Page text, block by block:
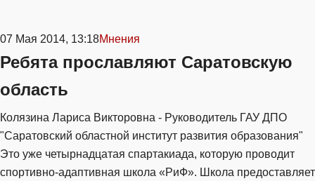
07 Мая 2014, 13:18Мнения
Ребята прославляют Саратовскую
область
Колязина Лариса Викторовна - Руководитель ГАУ ДПО
"Саратовский областной институт развития образования"
Это уже четырнадцатая спартакиада, которую проводит
спортивно-адаптивная школа «РиФ». Школа предоставляет